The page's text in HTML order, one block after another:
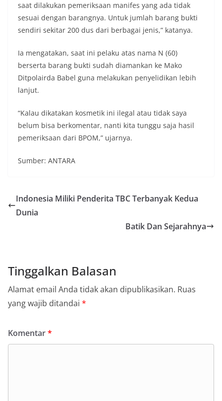
saat dilakukan pemeriksaan manifes yang ada tidak
sesuai dengan barangnya. Untuk jumlah barang bukti
sendiri sekitar 200 dus dari berbagai jenis,” katanya.
Ia mengatakan, saat ini pelaku atas nama N (60)
berserta barang bukti sudah diamankan ke Mako
Ditpolairda Babel guna melakukan penyelidikan lebih
lanjut.
“Kalau dikatakan kosmetik ini ilegal atau tidak saya
belum bisa berkomentar, nanti kita tunggu saja hasil
pemeriksaan dari BPOM,” ujarnya.
Sumber: ANTARA
Indonesia Miliki Penderita TBC Terbanyak Kedua
Dunia
Batik Dan Sejarahnya
Tinggalkan Balasan
Alamat email Anda tidak akan dipublikasikan. Ruas
yang wajib ditandai *
Komentar*